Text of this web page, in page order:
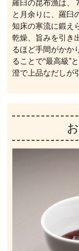
羅臼の昆布漁は、
と月余りに、羅臼
知床の寒流に鍛え
乾燥、旨みを引き
るほど手間がかか
ることで“最高級”
澄で上品なだしが